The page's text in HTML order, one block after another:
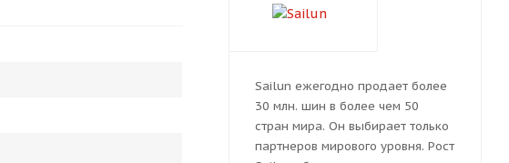
Sailun ежегодно продает более
30 млн. шин в более чем 50
стран мира. Он выбирает только
партнеров мирового уровня. Рост